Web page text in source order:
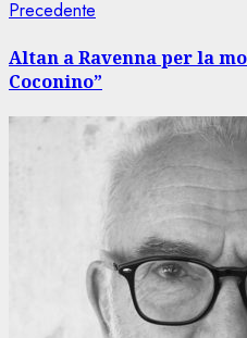
Navigazione
articolo
Precedente
Altan a Ravenna per la
Coconino”